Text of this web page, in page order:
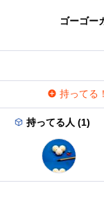
ゴーゴー
持ってる！
持ってる人 (1)